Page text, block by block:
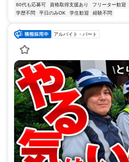
60代も応募可
資格取得支援あり フリーター歓迎
学歴不問
平日のみOK 学生歓迎 経験不問
アルバイト・パート